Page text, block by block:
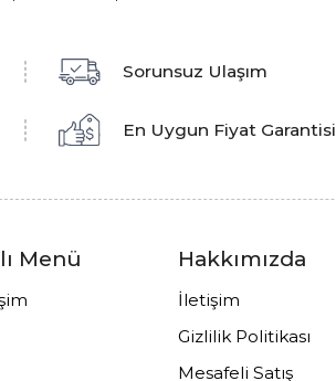
Sorunsuz Ulaşım
En Uygun Fiyat Garantisi
Menü Hakkımızda
İletişim
Gizlilik Politikası
Mesafeli Satış